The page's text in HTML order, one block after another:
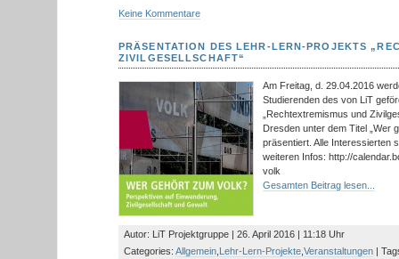
Keine Kommentare
PRÄSENTATION DES LEHR-LERN-PROJEKTS
ZIVILGESELLSCHAFT“
Am Freitag, d. 29.04.2016
Studierenden des von LiT
„Rechtextremismus und
Dresden unter dem Titel „Wer
präsentiert. Alle Interessierten
weiteren Infos: http://
volk
Gesamten Beitrag lesen...
Autor: LiT Projektgruppe | 26. April 2016 | 11:18 Uhr
Categories:Allgemein Lehr-Lern-Projekte ,Veranstaltungen |